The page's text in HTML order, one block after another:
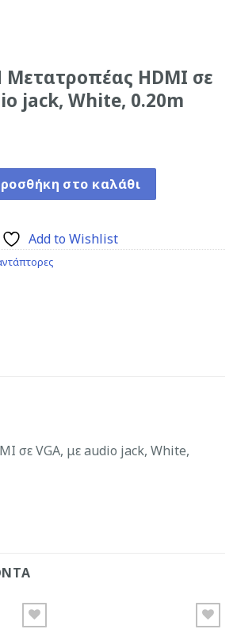
Μετατροπέας HDMI σε
jack, White, 0.20m
HDMI σε VGA, με audio jack,
στο καλάθι
Add to Wishlist
σε VGA, με audio jack, White,